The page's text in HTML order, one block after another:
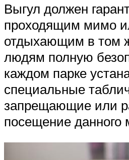
Выгул должен
проходящим мимо
отдыхающим в том
людям полную
каждом парке
специальные
запрещающие или
посещение данного